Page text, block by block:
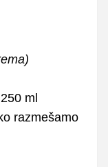
ml
razmešamo